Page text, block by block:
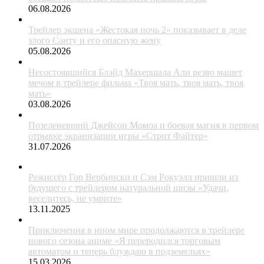
06.08.2026
Трейлер экшена «Жестокая ночь 2» показывает в деле
злого Санту и его опасную жену
05.08.2026
Несостоявшийся Блэйд Махершала Али резво машет
мечом в трейлере фильма «Твоя мать, твоя мать, твоя
мать»
03.08.2026
Позеленевший Джейсон Момоа и боевая магия в первом
отрывке экранизации игры «Стрит Файтер»
31.07.2026
Режиссёр Гор Вербински и Сэм Рокуэлл пришли из
будущего с трейлером натуральной шизы «Удачи,
веселитесь, не умрите»
13.11.2025
Приключения в ином мире продолжаются в трейлере
нового сезона аниме «Я переродился торговым
автоматом и теперь блуждаю в подземельях»
15.03.2026